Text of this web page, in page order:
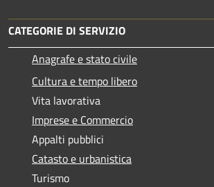
CATEGORIE DI SERVIZIO
Anagrafe e stato civile
Cultura e tempo libero
Vita lavorativa
Imprese e Commercio
Appalti pubblici
Catasto e urbanistica
Turismo